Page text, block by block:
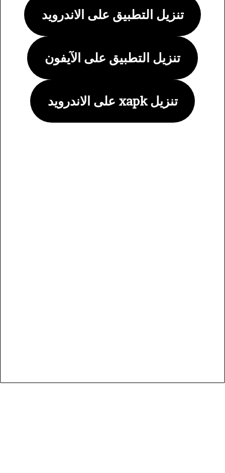
تنزيل التطبيق على الاندرويد
تنزيل التطبيق على الآيفون
تنزيل xapk على الاندرويد